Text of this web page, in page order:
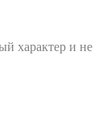
характер и не